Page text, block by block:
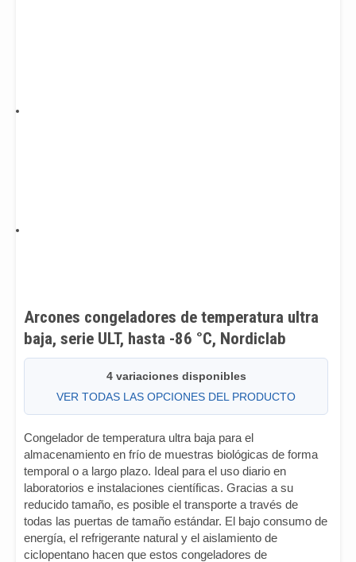
Arcones congeladores de temperatura ultra
baja, serie ULT, hasta -86 °C, Nordiclab
4 variaciones disponibles
VER TODAS LAS OPCIONES DEL PRODUCTO
Congelador de temperatura ultra baja para el
almacenamiento en frío de muestras biológicas de forma
temporal o a largo plazo. Ideal para el uso diario en
laboratorios e instalaciones científicas. Gracias a su
reducido tamaño, es posible el transporte a través de
todas las puertas de tamaño estándar. El bajo consumo de
energía, el refrigerante natural y el aislamiento de
ciclopentano hacen que estos congeladores de